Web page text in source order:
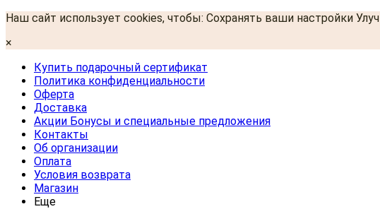
Наш сайт использует cookies, чтобы: Сохранять ваши настройки
×
Купить подарочный сертификат
Политика конфиденциальности
Оферта
Доставка
Акции Бонусы и специальные предложения
Контакты
Об организации
Оплата
Условия возврата
Магазин
Еще